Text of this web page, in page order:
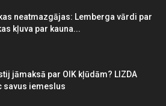
neatmazgājas: Lemberga vārdi par
kļuva par kauna...
jāmaksā par OIK kļūdām? LIZDA
savus iemeslus